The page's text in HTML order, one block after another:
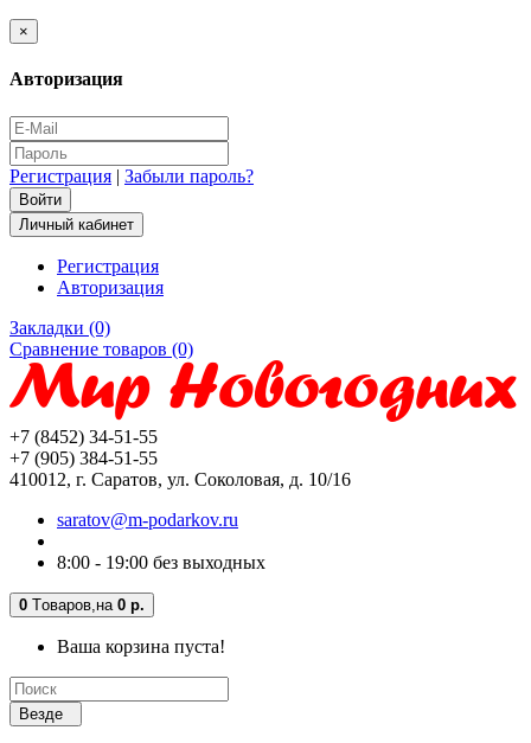
×
Авторизация
Регистрация | Забыли пароль?
Личный кабинет
Регистрация
Авторизация
Закладки (0)
Сравнение товаров (0)
+7 (8452) 34-51-55
+7 (905) 384-51-55
410012, г. Саратов, ул. Соколовая, д. 10/16
saratov@m-podarkov.ru
8:00 - 19:00 без выходных
0 Tоваров, на 0 р.
Ваша корзина пуста!
Везде